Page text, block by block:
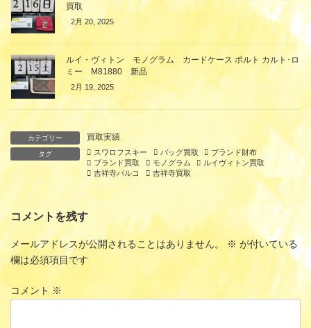
買取
2月 20, 2025
ルイ・ヴィトン モノグラム カードケース ポルト カルト･ロ
ミー M81880 新品
2月 19, 2025
カテゴリー 買取実績
タグ スワロフスキー バッグ買取
ブランド財布
ブランド買取
モノグラム
ルイヴィトン買取
吉祥寺パルコ
吉祥寺買取
コメントを残す
メールアドレスが公開されることはありません。 ※ が付いている
欄は必須項目です
コメント ※